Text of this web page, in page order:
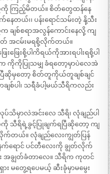
ကို ကြည့်မိတယ်။ စိတ်တွေထန်နေ
နေတယ်၊၊ ပန်းရောင်သမ်းတဲ့ နို့သီး
က ချစ်စရာအလွန်ကောင်းနေလို့ ကျ
တ် အငမ်းမရစို့လိုက်တယ်။
ေးဖြေးစို့ပါကိရယ်ကိုအားရပါးရစို့ပါ
ကိုကိုပြုသမျှ ခံရတော့မှာပဲလေအဲ
ပြီဆိုမှတော့ စိတ်တူကိုယ်တူချစ်ချင်
ျစ်ပါ၊ သရီခံပါ့မယ်သီရိကလည်း
မှာလဲအင်းလေ သီရိ၊ လုံချည်ပါ
ရိရဲ့ခွင့်ပြုချက်ရပြီဆိုတော့ ကျ
လိုက်တယ်။ လုံချည်လေးကျွတ်ပြန်
က်ရောင် ပင်တီလေးကို ချွတ်လိုက်
အချွတ်ခံတာလေ။ သီရိက ကုတင်
မတွေ့ရပေမယ့် ဆီးခုံမှာမမွေး